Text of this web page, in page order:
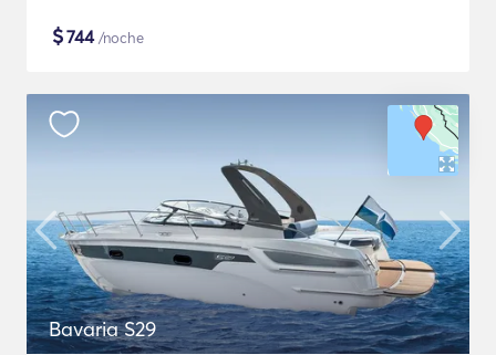
$744/noche
Bavaria S29